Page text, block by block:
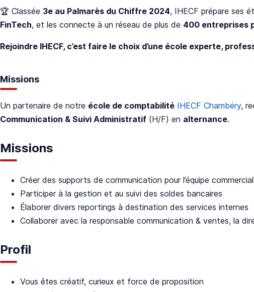
🏆 Classée 3e au Palmarès du Chiffre 2024, IHECF prépare ses
FinTech, et les connecte à un réseau de plus de 400 entreprises
Rejoindre IHECF, c’est faire le choix d’une école experte,
Missions
Un partenaire de notre école de comptabilité IHECF Chambéry,
Communication & Suivi Administratif (H/F) en alternance.
Missions
Créer des supports de communication pour l’équipe
Participer à la gestion et au suivi des soldes bancaires
Élaborer divers reportings à destination des services internes
Collaborer avec la responsable communication & ventes, la
Profil
Vous êtes créatif, curieux et force de proposition